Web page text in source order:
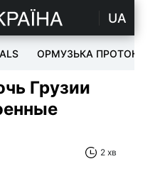
UA
ОРМУЗЬКА ПРОТОКА
Грузии
2 хв